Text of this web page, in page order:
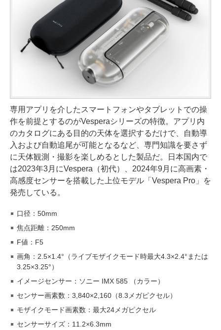
専用アプリを介したスマートフォンやタブレットでの操
作を前提とするのがVesperaシリーズの特徴。アプリ内
のカタログにある目的の天体を選択するだけで、自動導
入および自動追尾が可能となるなど、専門知識を要さず
に天体観測・撮影を楽しめるとした製品だ。日本国内で
は2023年3月にVespera（初代）、2024年9月に高画素・
高感度センサーを搭載した上位モデル「Vespera Pro」を
発売している。
口径：50mm
焦点距離：250mm
F値：F5
画角：2.5×1.4°（ライブモザイクモード時最大4.3×2.4°または
3.25×3.25°）
イメージセンサー：ソニー IMX 585 （カラー）
センサー画素数：3,840×2,160（8.3メガピクセル）
モザイクモード画素数：最大24メガピクセル
センサーサイズ：11.2×6.3mm